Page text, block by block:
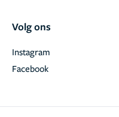
Volg ons
Facebook
Instagram